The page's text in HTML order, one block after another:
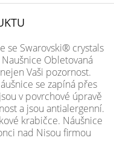
se Swarovski® crystals
Obletovaná
Vaši pozornost.
se zapíná přes
v povrchové úpravě
a jsou antialergenní.
krabičce. Náušnice
nad Nisou firmou